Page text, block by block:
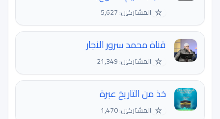
☆ المشتركين: 5,627
قناة محمد سرور النجار
☆ المشتركين: 21,349
خذ من التاريخ عبرة
☆ المشتركين: 1,470